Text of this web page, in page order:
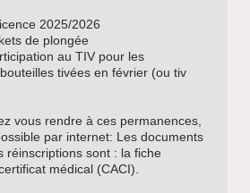
2025/2026
de plongée
au TIV pour les
tivées en février (ou tiv
vous rendre à ces permanences,
par internet: Les documents
réinscriptions sont : la fiche
médical (CACI).